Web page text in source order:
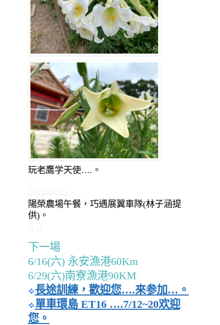
玩老鷹学天使….。
陽榮農場午餐，巧遇展翼車隊(林子涵提
供)。
下一場
6/16(六) 永安漁港60Km
6/29(六)南寮漁港90KM
長途訓練，歡迎您….來参加…。
單車環島 ET16 ….7/12~20欢迎
您。